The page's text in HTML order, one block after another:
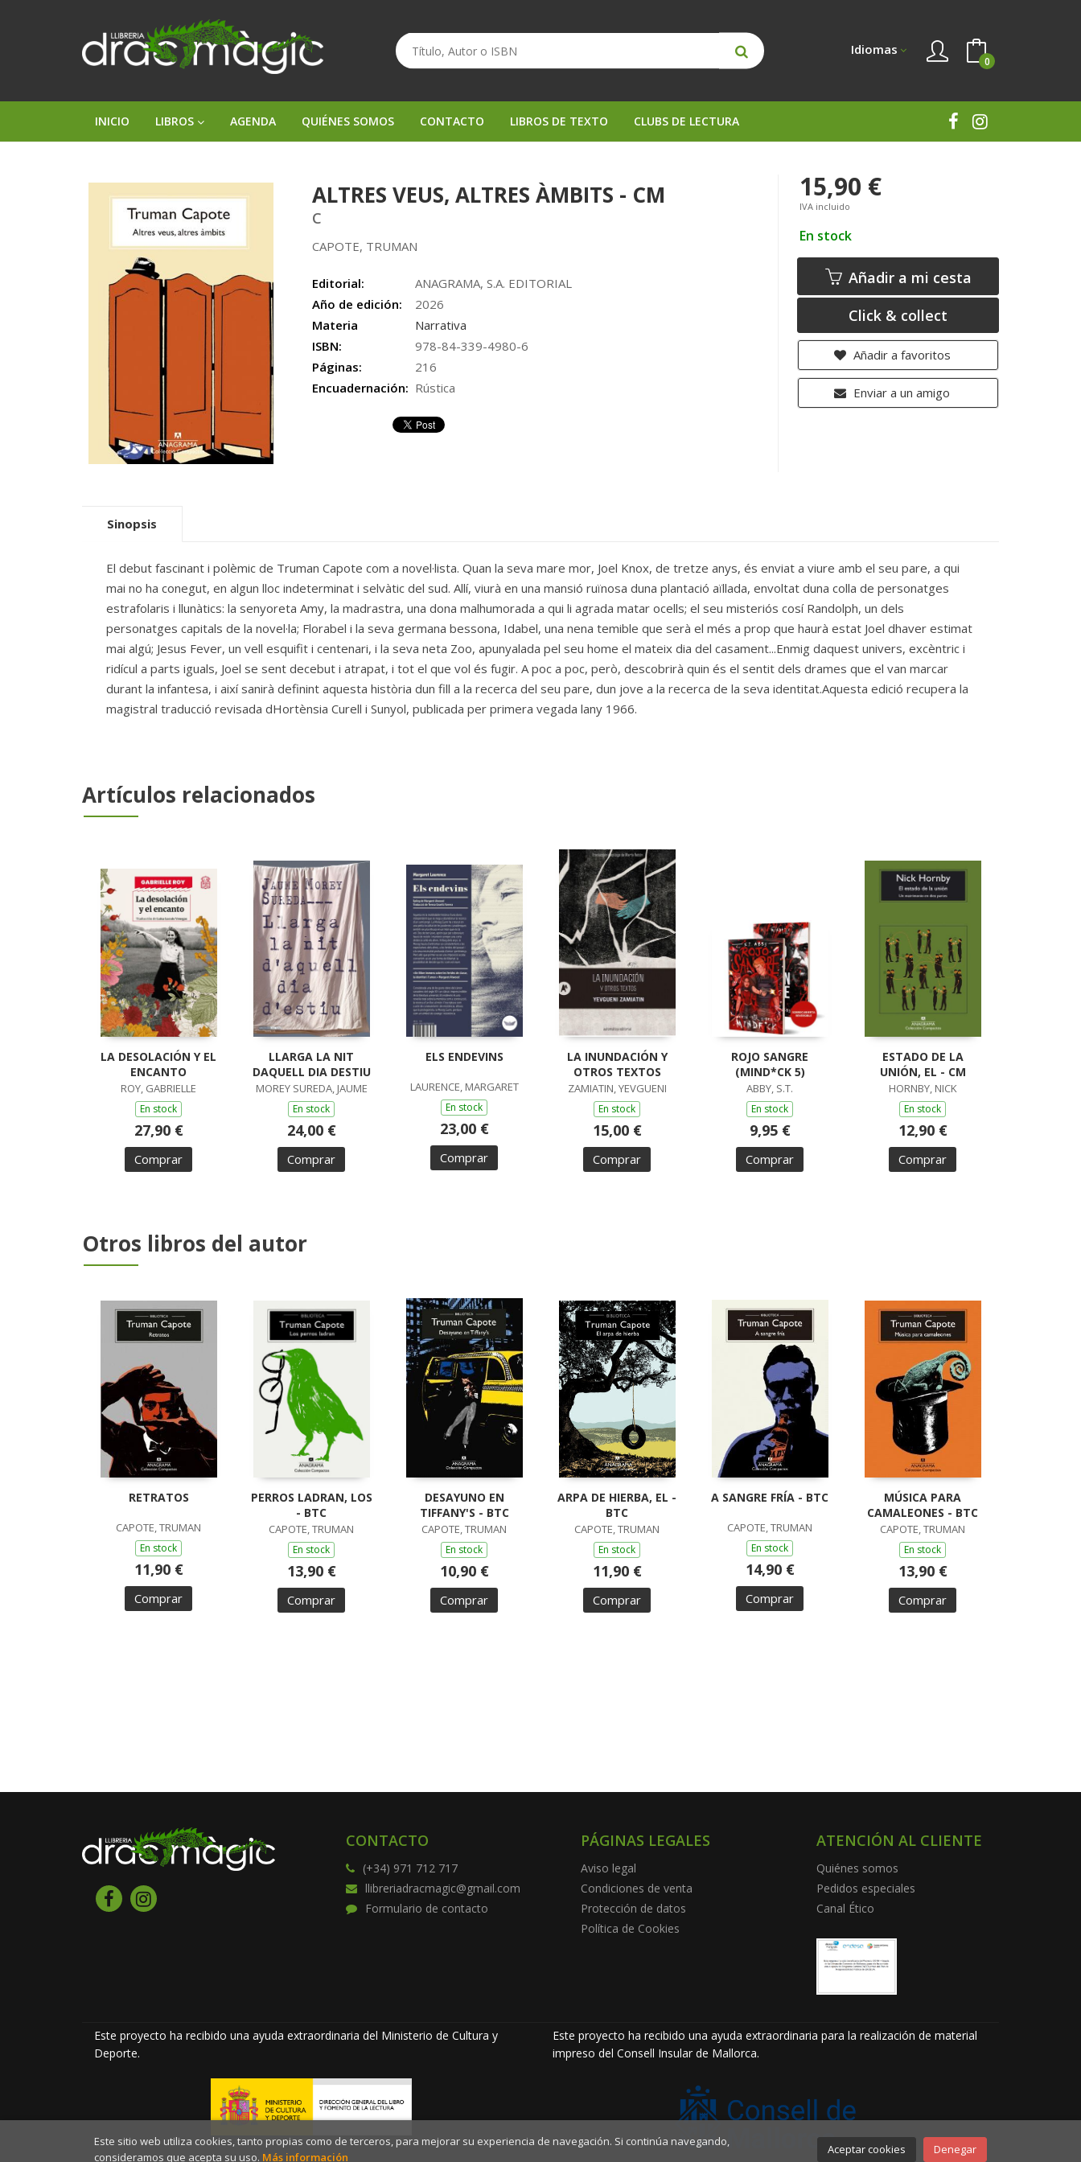
Idiomas
0
INICIO LIBROS AGENDA QUIÉNES SOMOS CONTACTO LIBROS DE TEXTO CLUBS DE LECTURA
ALTRES VEUS, ALTRES ÀMBITS - CM
C
CAPOTE, TRUMAN
Editorial:
ANAGRAMA, S.A. EDITORIAL
Año de edición:
2026
Materia
Narrativa
ISBN:
978-84-339-4980-6
Páginas:
216
Encuadernación: Rústica
15,90 €
IVA incluido
En stock
Añadir a mi cesta
Click & collect
Añadir a favoritos
Enviar a un amigo
Sinopsis
El debut fascinant i polèmic de Truman Capote com a novel·lista. Quan la seva mare mor, Joel Knox, de tretze anys, és enviat a viure amb el seu pare, a qui
mai no ha conegut, en algun lloc indeterminat i selvàtic del sud. Allí, viurà en una mansió ruïnosa duna plantació aïllada, envoltat duna colla de personatges
estrafolaris i llunàtics: la senyoreta Amy, la madrastra, una dona malhumorada a qui li agrada matar ocells; el seu misteriós cosí Randolph, un dels
personatges capitals de la novel·la; Florabel i la seva germana bessona, Idabel, una nena temible que serà el més a prop que haurà estat Joel dhaver estimat
mai algú; Jesus Fever, un vell esquifit i centenari, i la seva neta Zoo, apunyalada pel seu home el mateix dia del casament...Enmig daquest univers, excèntric i
ridícul a parts iguals, Joel se sent decebut i atrapat, i tot el que vol és fugir. A poc a poc, però, descobrirà quin és el sentit dels drames que el van marcar
durant la infantesa, i així sanirà definint aquesta història dun fill a la recerca del seu pare, dun jove a la recerca de la seva identitat.Aquesta edició recupera la
magistral traducció revisada dHortènsia Curell i Sunyol, publicada per primera vegada lany 1966.
Artículos relacionados
LA DESOLACIÓN Y EL
ENCANTO
ROY, GABRIELLE
En stock
27,90 €
Comprar
LLARGA LA NIT
DAQUELL DIA DESTIU
MOREY SUREDA, JAUME
En stock
24,00 €
Comprar
ELS ENDEVINS
LAURENCE, MARGARET
En stock
23,00 €
Comprar
LA INUNDACIÓN Y
OTROS TEXTOS
ZAMIATIN, YEVGUENI
En stock
15,00 €
Comprar
ROJO SANGRE
(MIND*CK 5)
ABBY, S.T.
En stock
9,95 €
Comprar
ESTADO DE LA
UNIÓN, EL - CM
HORNBY, NICK
En stock
12,90 €
Comprar
Otros libros del autor
RETRATOS
CAPOTE, TRUMAN
En stock
11,90 €
Comprar
PERROS LADRAN, LOS
- BTC
CAPOTE, TRUMAN
En stock
13,90 €
Comprar
DESAYUNO EN
TIFFANY'S - BTC
CAPOTE, TRUMAN
En stock
10,90 €
Comprar
ARPA DE HIERBA, EL -
BTC
CAPOTE, TRUMAN
En stock
11,90 €
Comprar
A SANGRE FRÍA - BTC
CAPOTE, TRUMAN
En stock
14,90 €
Comprar
MÚSICA PARA
CAMALEONES - BTC
CAPOTE, TRUMAN
En stock
13,90 €
Comprar
CONTACTO
(+34) 971 712 717
llibreriadracmagic@gmail.com
Formulario de contacto
PÁGINAS LEGALES
Aviso legal
Condiciones de venta
Protección de datos
Política de Cookies
ATENCIÓN AL CLIENTE
Quiénes somos
Pedidos especiales
Canal Ético
Este proyecto ha recibido una ayuda extraordinaria del Ministerio de Cultura y
Deporte.
Este proyecto ha recibido una ayuda extraordinaria para la realización de material
impreso del Consell Insular de Mallorca.
Este sitio web utiliza cookies, tanto propias como de terceros, para mejorar su experiencia de navegación. Si continúa navegando,
consideramos que acepta su uso. Más información
Aceptar cookies Denegar